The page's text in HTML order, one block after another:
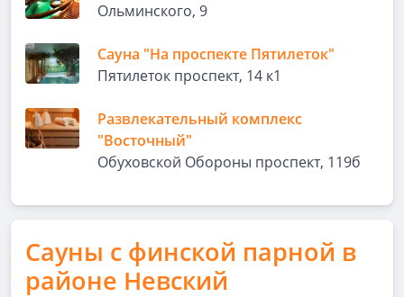
Ольминского, 9
Сауна "На проспекте Пятилеток"
Пятилеток проспект, 14 к1
Развлекательный комплекс
"Восточный"
Обуховской Обороны проспект, 119б
Сауны с финской парной в
районе Невский